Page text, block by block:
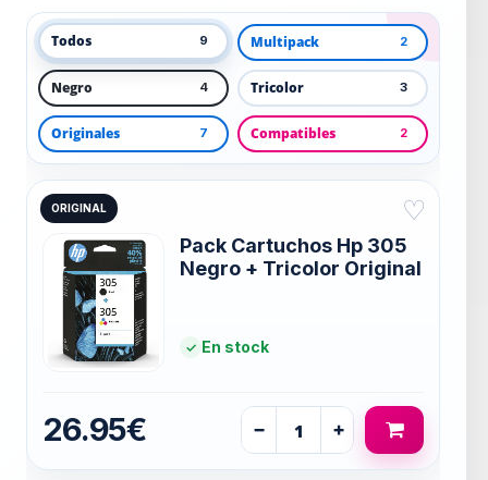
Todos 9 Multipack 2
Negro 4 Tricolor 3
Originales 7 Compatibles 2
ORIGINAL ♡
Pack Cartuchos Hp 305
Negro + Tricolor Original
En stock
26.95€ − +